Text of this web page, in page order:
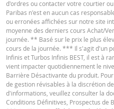
Cours de
référence
Niveau de
financement
Barrière
désactivante
CONDITIONS DÉFINITIVES
Français (France)
KEY INFORMATION
d'ordres ou contacter votre courtier
Paribas n'est en aucun cas
ou erronées affichées sur notre site
moyenne des derniers cours Achat/
journée. ** Basé sur le prix le plus
cours de la journée. *** Il s'agit d'un
Infinis et Turbos Infinis BEST, il est à
vient impacter quotidiennement le
Barrière Désactivante du produit.
de gestion révisables à la discrétion
d'informations, veuillez consulter la
Conditions Définitives, Prospectus de